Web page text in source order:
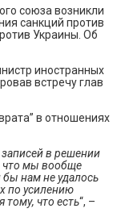
союза возникли
санкций против
Украины. Об
иностранных
встречу глав
в отношениях
в решении
что мы вообще
нам не удалось
по усилению
что есть“, –